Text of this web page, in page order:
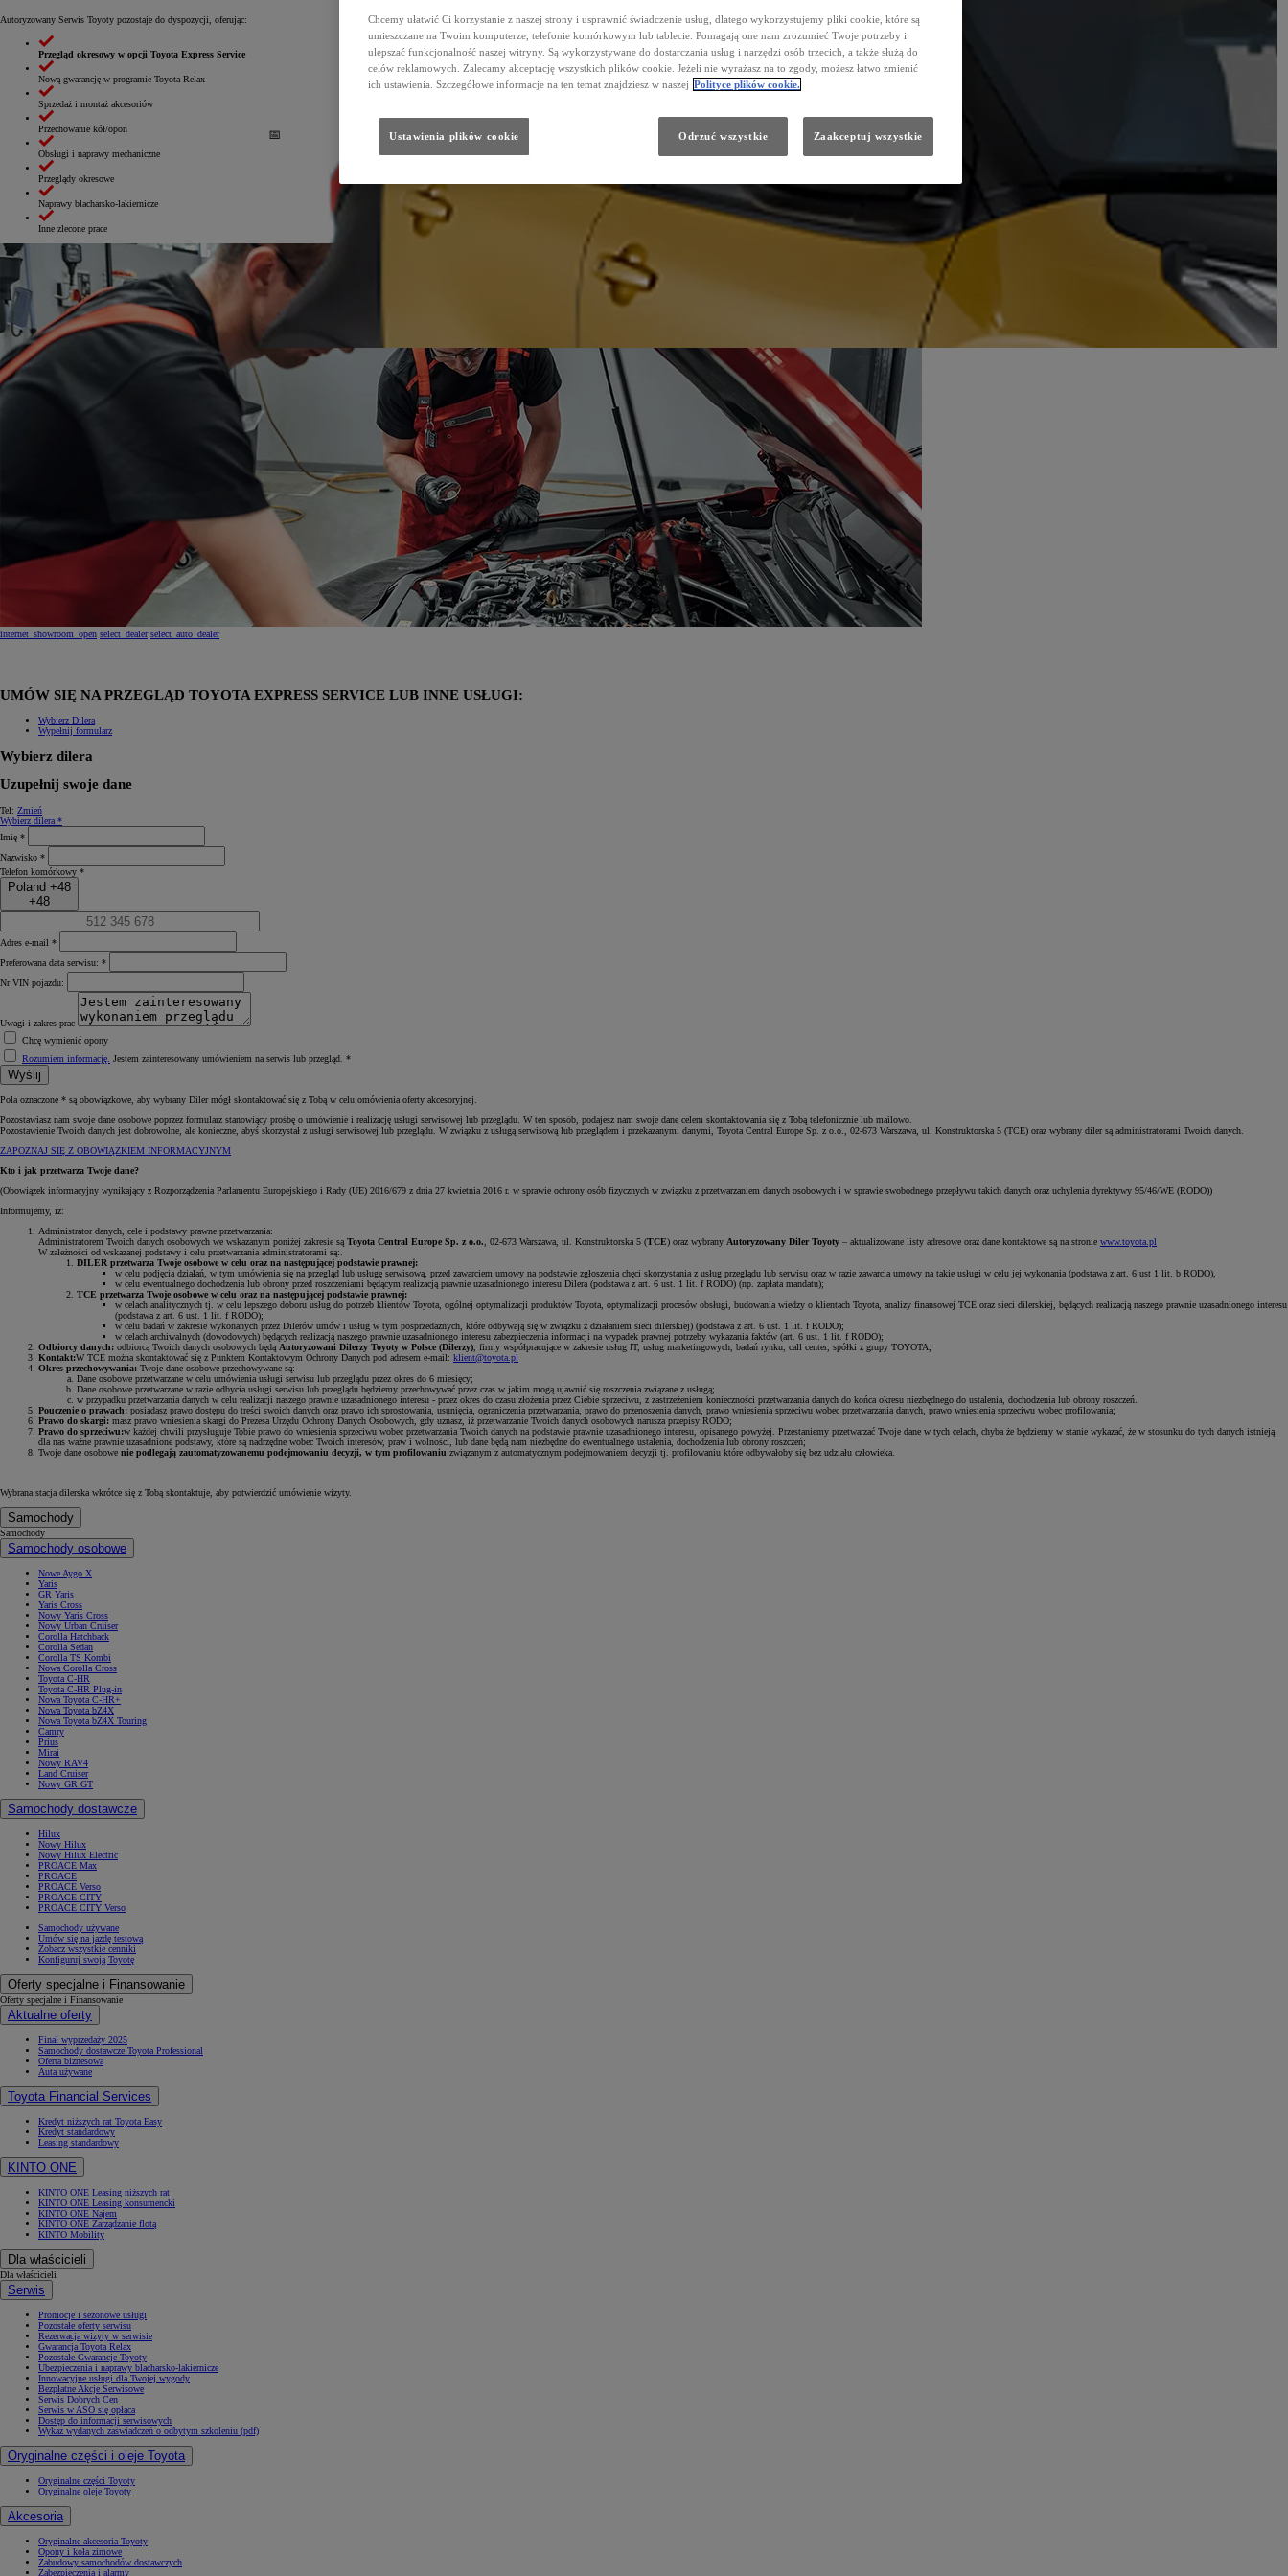
Od81 900 zł
HYBRID
Autoryzowany Serwis Toyoty pozostaje do dyspozycji, oferując:
Przegląd okresowy w opcji Toyota Express Service
Nową gwarancję w programie Toyota Relax
Sprzedaż i montaż akcesoriów
Przechowanie kół/opon
Obsługi i naprawy mechaniczne
Przeglądy okresowe
Naprawy blacharsko-lakiernicze
Inne zlecone prace
internet_showroom_open select_dealer select_auto_dealer
UMÓW SIĘ NA PRZEGLĄD TOYOTA EXPRESS SERVICE LUB INNE USŁUGI:
Wybierz Dilera
Wypełnij formularz
Wybierz dilera
Uzupełnij swoje dane
Tel: Zmień
Wybierz dilera *
Imię *
Nazwisko *
Telefon komórkowy *
Poland +48
+48
Adres e-mail *
Preferowana data serwisu: *
Nr VIN pojazdu:
Uwagi i zakres prac
Chcę wymienić opony
Rozumiem informację. Jestem zainteresowany umówieniem na serwis lub przegląd. *
Wyślij
Pola oznaczone * są obowiązkowe, aby wybrany Diler mógł skontaktować się z Tobą w celu omówienia oferty akcesoryjnej.
Pozostawiasz nam swoje dane osobowe poprzez formularz stanowiący prośbę o umówienie i realizację usługi serwisowej lub przeglądu. W ten sposób, podajesz nam swoje dane celem skontaktowania się z Tobą telefonicznie lub mailowo.
Pozostawienie Twoich danych jest dobrowolne, ale konieczne, abyś skorzystał z usługi serwisowej lub przeglądu. W związku z usługą serwisową lub przeglądem i przekazanymi danymi, Toyota Central Europe Sp. z o.o., 02-673 Warszawa, ul. Konstruktorska 5 (TCE) oraz wybrany diler są administratorami Twoich danych.
ZAPOZNAJ SIĘ Z OBOWIĄZKIEM INFORMACYJNYM
Kto i jak przetwarza Twoje dane?
(Obowiązek informacyjny wynikający z Rozporządzenia Parlamentu Europejskiego i Rady (UE) 2016/679 z dnia 27 kwietnia 2016 r. w sprawie ochrony osób fizycznych w związku z przetwarzaniem danych osobowych i w sprawie swobodnego przepływu takich danych oraz uchylenia dyrektywy 95/46/WE (RODO))
Informujemy, iż:
Administrator danych, cele i podstawy prawne przetwarzania:
Administratorem Twoich danych osobowych we wskazanym poniżej zakresie są Toyota Central Europe Sp. z o.o. , 02-673 Warszawa, ul. Konstruktorska 5 (TCE) oraz wybrany Autoryzowany Diler Toyoty – aktualizowane listy adresowe oraz dane kontaktowe są na stronie www.toyota.pl
W zależności od wskazanej podstawy i celu przetwarzania administratorami są:.
DILER przetwarza Twoje osobowe w celu oraz na następującej podstawie prawnej:
w celu podjęcia działań, w tym umówienia się na przegląd lub usługę serwisową, przed zawarciem umowy na podstawie zgłoszenia chęci skorzystania z usług przeglądu lub serwisu oraz w razie zawarcia umowy na takie usługi w celu jej wykonania (podstawa z art. 6 ust 1 lit. b RODO),
w celu ewentualnego dochodzenia lub obrony przed roszczeniami będącym realizacją prawnie uzasadnionego interesu Dilera (podstawa z art. 6 ust. 1 lit. f RODO) (np. zapłata mandatu);
TCE przetwarza Twoje osobowe w celu oraz na następującej podstawie prawnej:
w celach analitycznych tj. w celu lepszego doboru usług do potrzeb klientów Toyota, ogólnej optymalizacji produktów Toyota, optymalizacji procesów obsługi, budowania wiedzy o klientach Toyota, analizy finansowej TCE oraz sieci dilerskiej, będących realizacją naszego prawnie uzasadnionego interesu
(podstawa z art. 6 ust. 1 lit. f RODO);
w celu badań w zakresie wykonanych przez Dilerów umów i usług w tym posprzedażnych, które odbywają się w związku z działaniem sieci dilerskiej) (podstawa z art. 6 ust. 1 lit. f RODO);
w celach archiwalnych (dowodowych) będących realizacją naszego prawnie uzasadnionego interesu zabezpieczenia informacji na wypadek prawnej potrzeby wykazania faktów (art. 6 ust. 1 lit. f RODO);
Odbiorcy danych: odbiorcą Twoich danych osobowych będą Autoryzowani Dilerzy Toyoty w Polsce (Dilerzy) , firmy współpracujące w zakresie usług IT, usług marketingowych, badań rynku, call center, spółki z grupy TOYOTA;
Kontakt:W TCE można skontaktować się z Punktem Kontaktowym Ochrony Danych pod adresem e-mail: klient@toyota.pl
Okres przechowywania: Twoje dane osobowe przechowywane są:
Dane osobowe przetwarzane w celu umówienia usługi serwisu lub przeglądu przez okres do 6 miesięcy;
Dane osobowe przetwarzane w razie odbycia usługi serwisu lub przeglądu będziemy przechowywać przez czas w jakim mogą ujawnić się roszczenia związane z usługą;
w przypadku przetwarzania danych w celu realizacji naszego prawnie uzasadnionego interesu - przez okres do czasu złożenia przez Ciebie sprzeciwu, z zastrzeżeniem konieczności przetwarzania danych do końca okresu niezbędnego do ustalenia, dochodzenia lub obrony roszczeń.
Pouczenie o prawach: posiadasz prawo dostępu do treści swoich danych oraz prawo ich sprostowania, usunięcia, ograniczenia przetwarzania, prawo do przenoszenia danych, prawo wniesienia sprzeciwu wobec przetwarzania danych, prawo wniesienia sprzeciwu wobec profilowania;
Prawo do skargi: masz prawo wniesienia skargi do Prezesa Urzędu Ochrony Danych Osobowych, gdy uznasz, iż przetwarzanie Twoich danych osobowych narusza przepisy RODO;
Prawo do sprzeciwu:w każdej chwili przysługuje Tobie prawo do wniesienia sprzeciwu wobec przetwarzania Twoich danych na podstawie prawnie uzasadnionego interesu, opisanego powyżej. Przestaniemy przetwarzać Twoje dane w tych celach, chyba że będziemy w stanie wykazać, że w stosunku do tych danych istnieją
dla nas ważne prawnie uzasadnione podstawy, które są nadrzędne wobec Twoich interesów, praw i wolności, lub dane będą nam niezbędne do ewentualnego ustalenia, dochodzenia lub obrony roszczeń;
Twoje dane osobowe nie podlegają zautomatyzowanemu podejmowaniu decyzji, w tym profilowaniu związanym z automatycznym podejmowaniem decyzji tj. profilowaniu które odbywałoby się bez udziału człowieka.
Wybrana stacja dilerska wkrótce się z Tobą skontaktuje, aby potwierdzić umówienie wizyty.
Samochody
Samochody
Samochody osobowe
Nowe Aygo X
Yaris
GR Yaris
Yaris Cross
Nowy Yaris Cross
Nowy Urban Cruiser
Corolla Hatchback
Corolla Sedan
Corolla TS Kombi
Nowa Corolla Cross
Toyota C-HR
Toyota C-HR Plug-in
Nowa Toyota C-HR+
Nowa Toyota bZ4X
Nowa Toyota bZ4X Touring
Camry
Prius
Mirai
Nowy RAV4
Land Cruiser
Nowy GR GT
Samochody dostawcze
Hilux
Nowy Hilux
Nowy Hilux Electric
PROACE Max
PROACE
PROACE Verso
PROACE CITY
PROACE CITY Verso
Samochody używane
Umów się na jazdę testową
Zobacz wszystkie cenniki
Konfiguruj swoją Toyotę
Oferty specjalne i Finansowanie
Oferty specjalne i Finansowanie
Aktualne oferty
Finał wyprzedaży 2025
Samochody dostawcze Toyota Professional
Oferta biznesowa
Auta używane
Toyota Financial Services
Kredyt niższych rat Toyota Easy
Kredyt standardowy
Leasing standardowy
KINTO ONE
KINTO ONE Leasing niższych rat
KINTO ONE Leasing konsumencki
KINTO ONE Najem
KINTO ONE Zarządzanie flotą
KINTO Mobility
Dla właścicieli
Dla właścicieli
Serwis
Promocje i sezonowe usługi
Pozostałe oferty serwisu
Rezerwacja wizyty w serwisie
Gwarancja Toyota Relax
Pozostałe Gwarancje Toyoty
Ubezpieczenia i naprawy blacharsko-lakiernicze
Innowacyjne usługi dla Twojej wygody
Bezpłatne Akcje Serwisowe
Serwis Dobrych Cen
Serwis w ASO się opłaca
Dostęp do informacji serwisowych
Wykaz wydanych zaświadczeń o odbytym szkoleniu (pdf)
Oryginalne części i oleje Toyota
Oryginalne części Toyoty
Oryginalne oleje Toyoty
Akcesoria
Oryginalne akcesoria Toyoty
Opony i koła zimowe
Zabudowy samochodów dostawczych
Zabezpieczenia i alarmy
Chcemy ułatwić Ci korzystanie z naszej strony i usprawnić świadczenie usług, dlatego wykorzystujemy pliki cookie, które są
umieszczane na Twoim komputerze, telefonie komórkowym lub tablecie. Pomagają one nam zrozumieć Twoje potrzeby i
ulepszać funkcjonalność naszej witryny. Są wykorzystywane do dostarczania usług i narzędzi osób trzecich, a także służą do
celów reklamowych. Zalecamy akceptację wszystkich plików cookie. Jeżeli nie wyrażasz na to zgody, możesz łatwo zmienić
ich ustawienia. Szczegółowe informacje na ten temat znajdziesz w naszej Polityce plików cookie.
Odrzuć wszystkie Zaakceptuj wszystkie
Ustawienia plików cookie